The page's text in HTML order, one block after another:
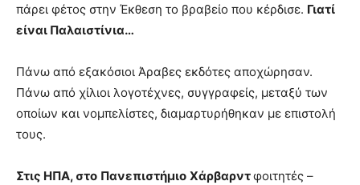
πάρει φέτος στην Έκθεση το βραβείο που κέρδισε. Γιατί
είναι Παλαιστίνια…
Πάνω από εξακόσιοι Άραβες εκδότες αποχώρησαν.
Πάνω από χίλιοι λογοτέχνες, συγγραφείς, μεταξύ των
οποίων και νομπελίστες, διαμαρτυρήθηκαν με επιστολή
τους.
Στις ΗΠΑ, στο Πανεπιστήμιο Χάρβαρντφοιτητές –